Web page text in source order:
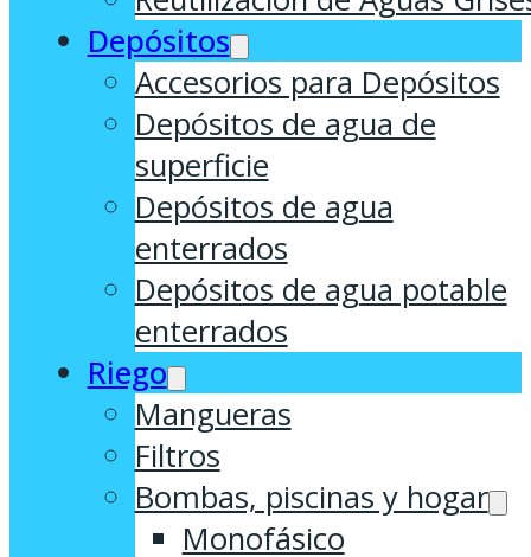
Depósitos
Accesorios para Depósitos
Depósitos de agua de
superficie
Depósitos de agua
enterrados
Depósitos de agua potable
enterrados
Riego
Mangueras
Filtros
Bombas, piscinas y hogar
Monofásico